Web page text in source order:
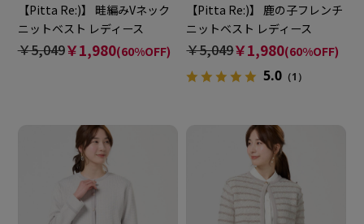
【Pitta Re:)】 畦編みVネック
ニットベスト レディース
￥5,049￥1,980(60%OFF)
【Pitta Re:)】 鹿の子フレンチ
ニットベスト レディース
￥5,049￥1,980(60%OFF)
5.0 （1）